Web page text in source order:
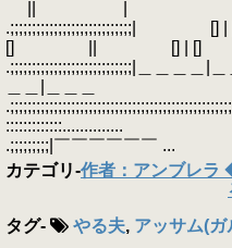
[] || [] | []
.;;;;;;;;;;;;;;;;;;;;;;;;;;;;|＿＿＿＿|
:::::::::::::..............
.;;;;;;;;;|￣￣￣￣￣￣ ...
カテゴリ-作者：アンブレラ
タグ- やる夫, アッサム(ガ